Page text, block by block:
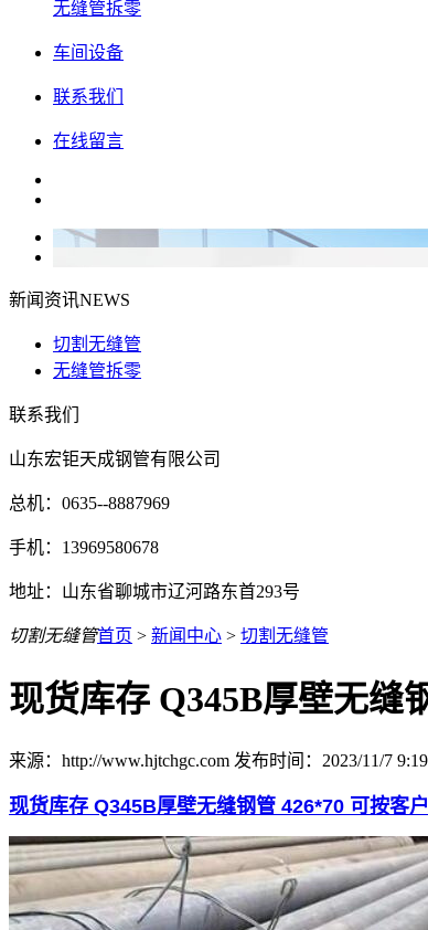
无缝管拆零
车间设备
联系我们
在线留言
新闻资讯NEWS
切割无缝管
无缝管拆零
联系我们
山东宏钜天成钢管有限公司
总机：0635--8887969
手机：13969580678
地址：山东省聊城市辽河路东首293号
切割无缝管首页 > 新闻中心 > 切割无缝管
现货库存 Q345B厚壁无缝
来源：http://www.hjtchgc.com 发布时间：2023/11/7
现货库存 Q345B厚壁无缝钢管 426*70 可按客